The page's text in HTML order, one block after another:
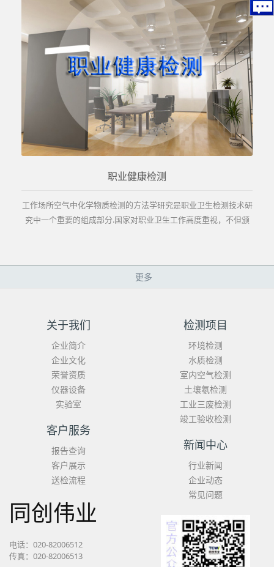
职业健康检测
工作场所空气中化学物质检测的方法学研究是职业卫生检测技术研
究中一个重要的组成部分.国家对职业卫生工作高度重视，不但颁
更多
关于我们
企业简介
企业文化
荣誉资质
仪器设备
实验室
检测项目
环境检测
水质检测
室内空气检测
土壤氡检测
工业三废检测
竣工验收检测
客户服务
报告查询
客户展示
送检流程
新闻中心
行业新闻
企业动态
常见问题
同创伟业
电话：020-82006512
传真：020-82006513